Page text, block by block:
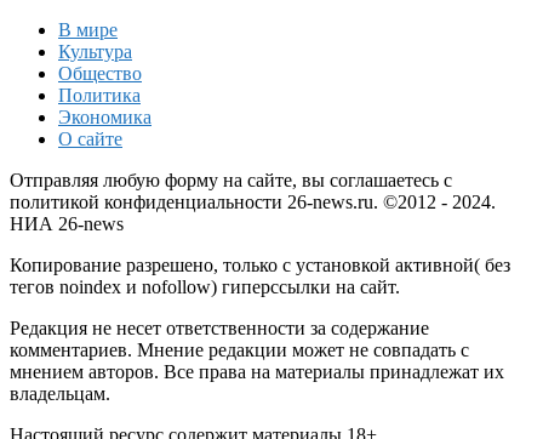
В мире
Культура
Общество
Политика
Экономика
О сайте
Отправляя любую форму на сайте, вы соглашаетесь с
политикой конфиденциальности 26-news.ru. ©2012 - 2024.
НИА 26-news
Копирование разрешено, только с установкой активной( без
тегов noindex и nofollow) гиперссылки на сайт.
Редакция не несет ответственности за содержание
комментариев. Мнение редакции может не совпадать с
мнением авторов. Все права на материалы принадлежат их
владельцам.
Настоящий ресурс содержит материалы 18+